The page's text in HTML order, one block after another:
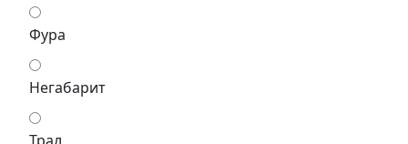
Фура
Негабарит